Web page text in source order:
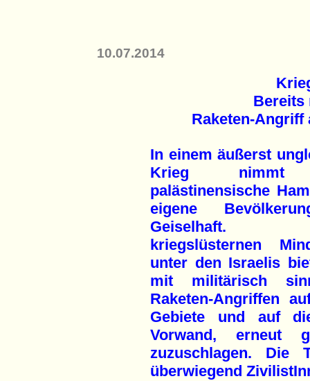
10.07.2014
Bereits
Raketen-Angriff
In einem äußerst
Krieg
palästinensische
eigene
Geiselhaft.
kriegslüsternen
unter den Israelis
mit militärisch
Raketen-Angriffen
Gebiete und auf
Vorwand, erneut
zuzuschlagen.
überwiegend